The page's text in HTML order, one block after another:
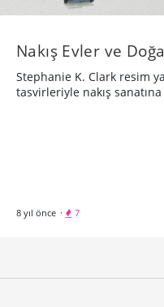
Nakış Evler ve
Stephanie K. Clark resim
tasvirleriyle nakış
8 yıl önce · 7